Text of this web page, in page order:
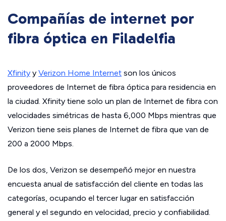
Compañías de internet por
fibra óptica en Filadelfia
Xfinity y Verizon Home Internet son ​​los únicos
proveedores de Internet de fibra óptica para residencia en
la ciudad. Xfinity tiene solo un plan de Internet de fibra con
velocidades simétricas de hasta 6,000 Mbps mientras que
Verizon tiene seis planes de Internet de fibra que van de
200 a 2000 Mbps.
De los dos, Verizon se desempeñó mejor en nuestra
encuesta anual de satisfacción del cliente en todas las
categorías, ocupando el tercer lugar en satisfacción
general y el segundo en velocidad, precio y confiabilidad.